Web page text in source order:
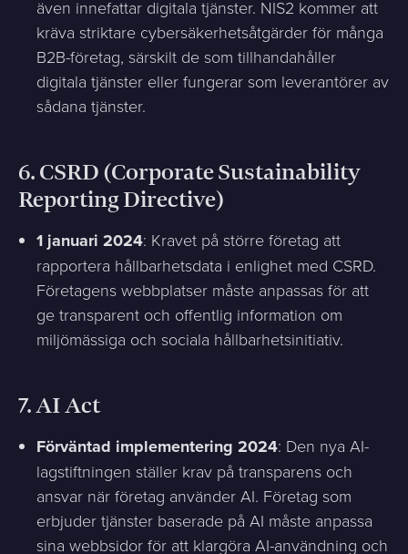
även innefattar digitala tjänster. NIS2 kommer att
kräva striktare cybersäkerhetsåtgärder för många
B2B-företag, särskilt de som tillhandahåller
digitala tjänster eller fungerar som leverantörer av
sådana tjänster.
6. CSRD (Corporate Sustainability
Reporting Directive)
1 januari 2024: Kravet på större företag att
rapportera hållbarhetsdata i enlighet med CSRD.
Företagens webbplatser måste anpassas för att
ge transparent och offentlig information om
miljömässiga och sociala hållbarhetsinitiativ.
7.AI Act
Förväntad implementering 2024: Den nya AI-
lagstiftningen ställer krav på transparens och
ansvar när företag använder AI. Företag som
erbjuder tjänster baserade på AI måste anpassa
sina webbsidor för att klargöra AI-användning och